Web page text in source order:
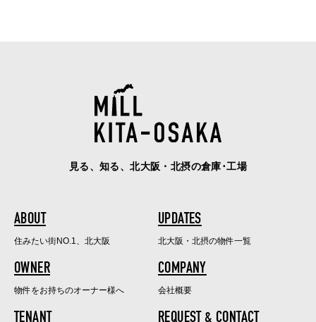
見る、知る、北大阪・北摂の倉庫･工場
ABOUT
住みたい街NO.1、北大阪
UPDATES
北大阪・北摂の物件一覧
OWNER
物件をお持ちのオーナー様へ
COMPANY
会社概要
TENANT REQUEST & CONTACT